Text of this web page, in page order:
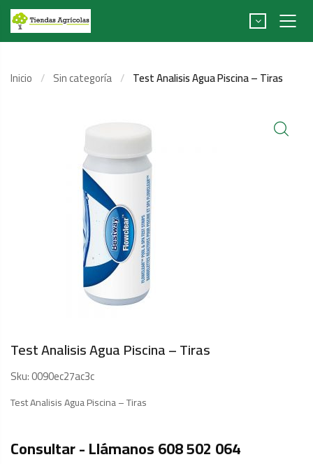
Inicio Sin categoría Test Analisis Agua Piscina – Tiras
Test Analisis Agua Piscina – Tiras
Sku:0090ec27ac3c
Test Analisis Agua Piscina – Tiras
Consultar - Llámanos 608 502 064